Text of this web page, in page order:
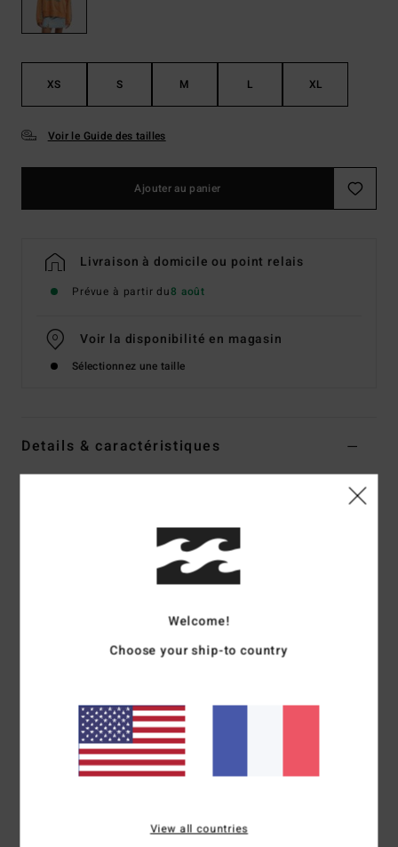
XS S M L XL
Voir le Guide des tailles
Ajouter au panier
Livraison à domicile ou point relais
Prévue à partir du8 août
Voir la disponibilité en magasin
Sélectionnez une taille
Details & caractéristiques
Sérigraphie du logo sur le devant et les manches
Composition[Matière principale] 80% coton, 20%
polyester
Welcome!
Choose your ship-to country
View all countries